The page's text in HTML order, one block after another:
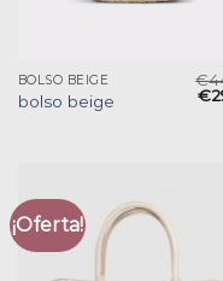
BOLSO BEIGE
bolso beige
€
€
¡Oferta!